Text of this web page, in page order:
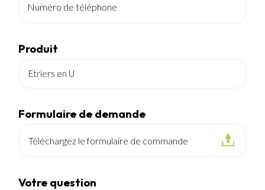
Numéro de téléphone
Produit
Formulaire de demande
Téléchargez le formulaire de commande
Votre question